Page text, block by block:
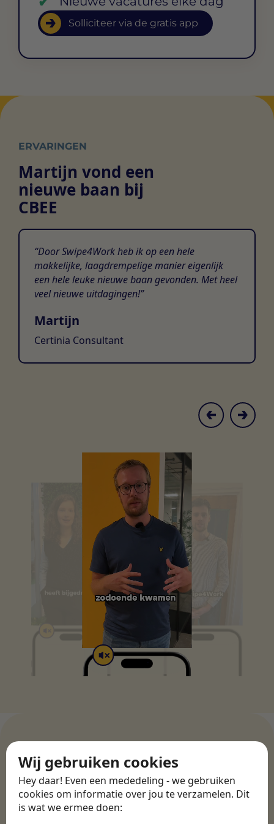
Wij gebruiken cookies
Hey daar! Even een mededeling - we gebruiken
cookies om informatie over jou te verzamelen. Dit
is wat we ermee doen:
Solliciteer via de gratis app
ERVARINGEN
Martijn vond een
nieuwe baan bij
CBEE
Door Swipe4Work heb ik op een hele
makkelijke, laagdrempelige manier eigenlijk
een hele leuke nieuwe baan gevonden. Met heel
veel nieuwe uitdagingen!
Martijn
Certinia Consultant
WERKGEVERS
Ontdek meer dan 500+
werkgevers